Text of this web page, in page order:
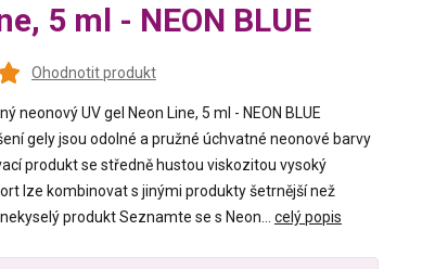
5 ml - NEON BLUE
Ohodnotit produkt
neonový UV gel Neon Line, 5 ml - NEON BLUE
gely jsou odolné a pružné úchvatné neonové barvy
produkt se středně hustou viskozitou vysoký
lze kombinovat s jinými produkty šetrnější než
produkt Seznamte se s Neon... celý popis